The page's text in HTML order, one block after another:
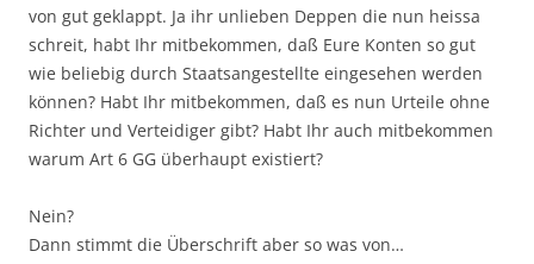
von gut geklappt. Ja ihr unlieben Deppen die nun heissa
schreit, habt Ihr mitbekommen, daß Eure Konten so gut
wie beliebig durch Staatsangestellte eingesehen werden
können? Habt Ihr mitbekommen, daß es nun Urteile ohne
Richter und Verteidiger gibt? Habt Ihr auch mitbekommen
warum Art 6 GG überhaupt existiert?
Nein?
Dann stimmt die Überschrift aber so was von…